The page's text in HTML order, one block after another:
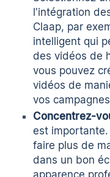
l'intégration
Claap, par
intelligent qui
des vidéos de
vous pouvez
vidéos de
vos
Concentrez-
est
faire plus de
dans un bon
apparence